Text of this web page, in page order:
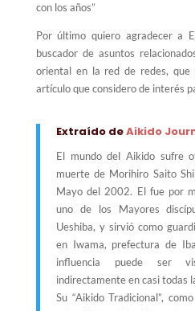
con los años”
Por último quiero agradecer a
buscador de asuntos
oriental en la red de redes,
artículo que considero de interés
Extraído deAikido
El mundo del Aikido sufre
muerte de Morihiro Saito
Mayo del 2002. El fue por
uno de los Mayores
Ueshiba, y sirvió como
en Iwama, prefectura de
influencia puede ser
indirectamente en casi todas
Su “Aikido Tradicional”,